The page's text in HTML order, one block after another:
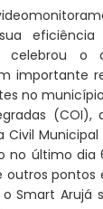
celebrou o
importante
no
(COI),
no último
outros
Smart Arujá